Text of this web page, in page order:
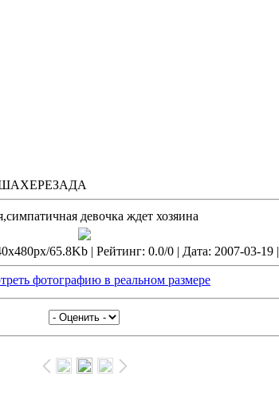
девочка ждет хозяина
65.8Kb | Рейтинг: 0.0/0 | Дата: 2007-03-19 |
фотографию в реальном размере